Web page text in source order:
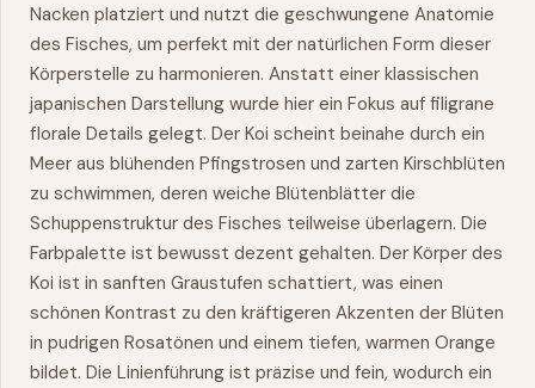
Nacken platziert und nutzt die geschwungene Anatomie
des Fisches, um perfekt mit der natürlichen Form dieser
Körperstelle zu harmonieren. Anstatt einer klassischen
japanischen Darstellung wurde hier ein Fokus auf filigrane
florale Details gelegt. Der Koi scheint beinahe durch ein
Meer aus blühenden Pfingstrosen und zarten Kirschblüten
zu schwimmen, deren weiche Blütenblätter die
Schuppenstruktur des Fisches teilweise überlagern. Die
Farbpalette ist bewusst dezent gehalten. Der Körper des
Koi ist in sanften Graustufen schattiert, was einen
schönen Kontrast zu den kräftigeren Akzenten der Blüten
in pudrigen Rosatönen und einem tiefen, warmen Orange
bildet. Die Linienführung ist präzise und fein, wodurch ein